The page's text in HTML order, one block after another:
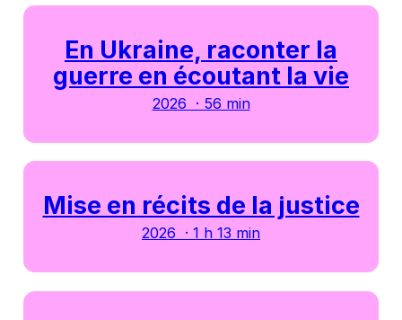
En Ukraine, raconter la
guerre en écoutant la vie
2026 · 56 min
Mise en récits de la justice
2026 · 1 h 13 min